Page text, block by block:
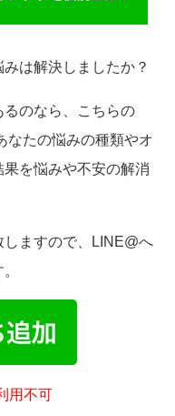
は解決しましたか？
るのなら、こちらの
なたの悩みの種類やオ
を悩みや不安の解消
ますので、LINE@へ
用不可